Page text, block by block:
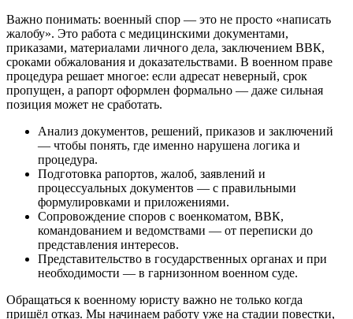
Важно понимать: военный спор — это не просто «написать
жалобу». Это работа с медицинскими документами,
приказами, материалами личного дела, заключением ВВК,
сроками обжалования и доказательствами. В военном праве
процедура решает многое: если адресат неверный, срок
пропущен, а рапорт оформлен формально — даже сильная
позиция может не сработать.
Анализ документов, решений, приказов и заключений
— чтобы понять, где именно нарушена логика и
процедура.
Подготовка рапортов, жалоб, заявлений и
процессуальных документов — с правильными
формулировками и приложениями.
Сопровождение споров с военкоматом, ВВК,
командованием и ведомствами — от переписки до
представления интересов.
Представительство в государственных органах и при
необходимости — в гарнизонном военном суде.
Обращаться к военному юристу важно не только когда
пришёл отказ. Мы начинаем работу уже на стадии повестки,